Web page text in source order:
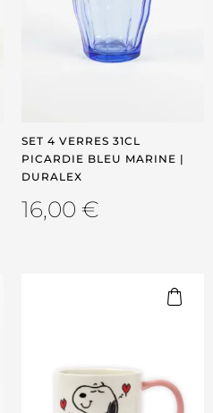
SET 4 VERRES 31CL
PICARDIE BLEU MARINE |
DURALEX
16,00 €